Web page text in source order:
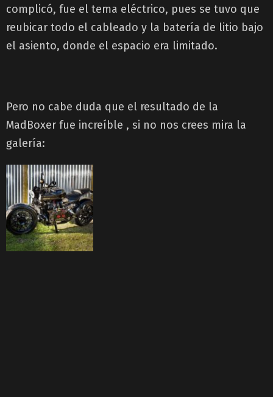
complicó, fue el tema eléctrico, pues se tuvo que
reubicar todo el cableado y la batería de litio bajo
el asiento, donde el espacio era limitado.
Pero no cabe duda que el resultado de la
MadBoxer fue increíble , si no nos crees mira la
galería: